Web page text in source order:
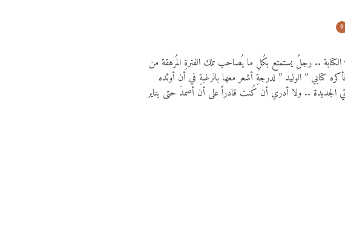
0
.. رجلُ يستمتع بكُلِ ما يُصاحب تلك الفترةِ المُرهقة من
كتابي ” الوليد ” لدرجةِ أشعر معها بالرغبةِ في أن أوئده
الجديدة .. ولا أدري أن كُنت قادراً على أن أصمدَ حتى يناير